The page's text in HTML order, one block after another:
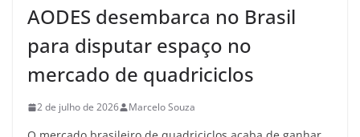
AODES desembarca no Brasil
para disputar espaço no
mercado de quadriciclos
2 de julho de 2026 Marcelo Souza